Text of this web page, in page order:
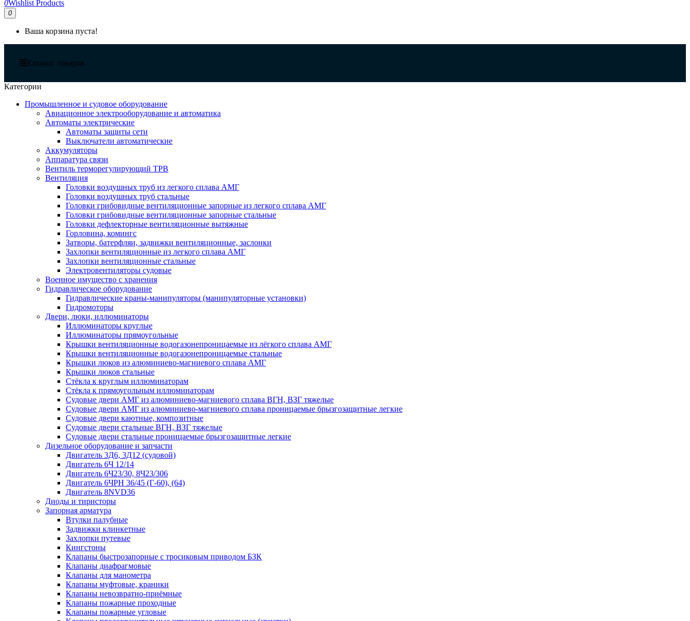
0Wishlist Products
0
Ваша корзина пуста!
Каталог товаров
Категории
Промышленное и судовое оборудование
Авиационное электрооборудование и автоматика
Автоматы электрические
Автоматы защиты сети
Выключатели автоматические
Аккумуляторы
Аппаратура связи
Вентиль терморегулирующий ТРВ
Вентиляция
Головки воздушных труб из легкого сплава АМГ
Головки воздушных труб стальные
Головки грибовидные вентиляционные запорные из легкого сплава АМГ
Головки грибовидные вентиляционные запорные стальные
Головки дефлекторные вентиляционные вытяжные
Горловина, комингс
Затворы, батерфляи, задвижки вентиляционные, заслонки
Захлопки вентиляционные из легкого сплава АМГ
Захлопки вентиляционные стальные
Электровентиляторы судовые
Военное имущество с хранения
Гидравлическое оборудование
Гидравлические краны-манипуляторы (манипуляторные установки)
Гидромоторы
Двери, люки, иллюминаторы
Иллюминаторы круглые
Иллюминаторы прямоугольные
Крышки вентиляционные водогазонепроницаемые из лёгкого сплава АМГ
Крышки вентиляционные водогазонепроницаемые стальные
Крышки люков из алюминиево-магниевого сплава АМГ
Крышки люков стальные
Стёкла к круглым иллюминаторам
Стёкла к прямоугольным иллюминаторам
Судовые двери АМГ из алюминиево-магниевого сплава ВГН, ВЗГ тяжелые
Судовые двери АМГ из алюминиево-магниевого сплава проницаемые брызгозащитные легкие
Судовые двери каютные, композитные
Судовые двери стальные ВГН, ВЗГ тяжелые
Судовые двери стальные проницаемые брызгозащитные легкие
Дизельное оборудование и запчасти
Двигатель 3Д6, 3Д12 (судовой)
Двигатель 6Ч 12/14
Двигатель 6Ч23/30, 8Ч23/306
Двигатель 6ЧРН 36/45 (Г-60), (64)
Двигатель 8NVD36
Диоды и тиристоры
Запорная арматура
Втулки палубные
Задвижки клинкетные
Захлопки путевые
Кингстоны
Клапаны быстрозапорные с тросиковым приводом БЗК
Клапаны диафрагмовые
Клапаны для манометра
Клапаны муфтовые, краники
Клапаны невозвратно-приёмные
Клапаны пожарные проходные
Клапаны пожарные угловые